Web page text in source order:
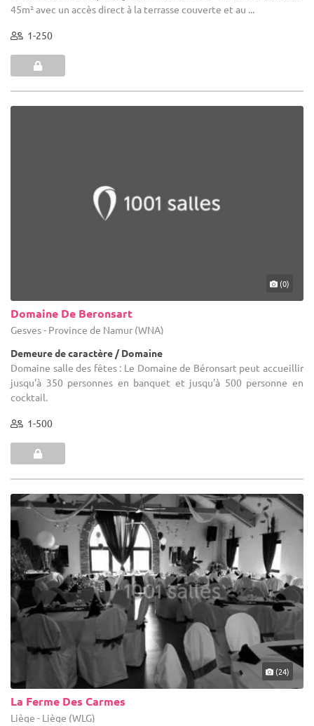
45m² avec un accès direct à la terrasse couverte et au ...
1-250
(0)
Domaine De Beronsart
Gesves - Province de Namur (WNA)
Demeure de caractère / Domaine
Domaine salle des fêtes : Le Domaine de Béronsart peut accueillir
jusqu'à 350 personnes en banquet et jusqu'à 500 personne en
cocktail.
1-500
(24)
La Ferme Des Carmes
Liège - Liège (WLG)